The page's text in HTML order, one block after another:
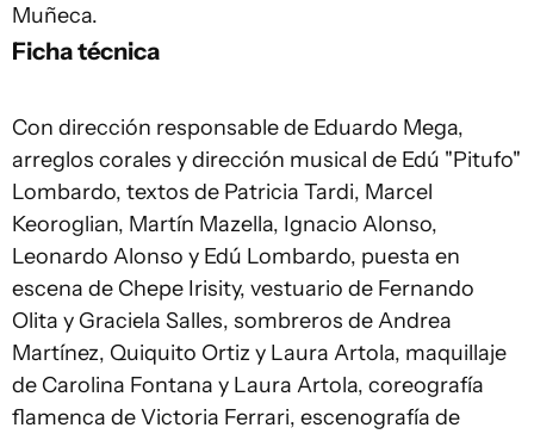
Muñeca.
Ficha técnica
Con dirección responsable de Eduardo Mega,
arreglos corales y dirección musical de Edú "Pitufo"
Lombardo, textos de Patricia Tardi, Marcel
Keoroglian, Martín Mazella, Ignacio Alonso,
Leonardo Alonso y Edú Lombardo, puesta en
escena de Chepe Irisity, vestuario de Fernando
Olita y Graciela Salles, sombreros de Andrea
Martínez, Quiquito Ortiz y Laura Artola, maquillaje
de Carolina Fontana y Laura Artola, coreografía
flamenca de Victoria Ferrari, escenografía de